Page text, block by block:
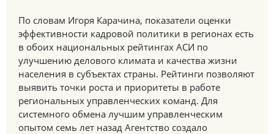
По словам Игоря Карачина, показатели оценки
эффективности кадровой политики в регионах есть
в обоих национальных рейтингах АСИ по
улучшению делового климата и качества жизни
населения в субъектах страны. Рейтинги позволяют
выявить точки роста и приоритеты в работе
региональных управленческих команд. Для
системного обмена лучшим управленческим
опытом семь лет назад Агентство создало